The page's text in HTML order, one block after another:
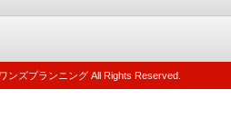
ンズプランニング All Rights Reserved.